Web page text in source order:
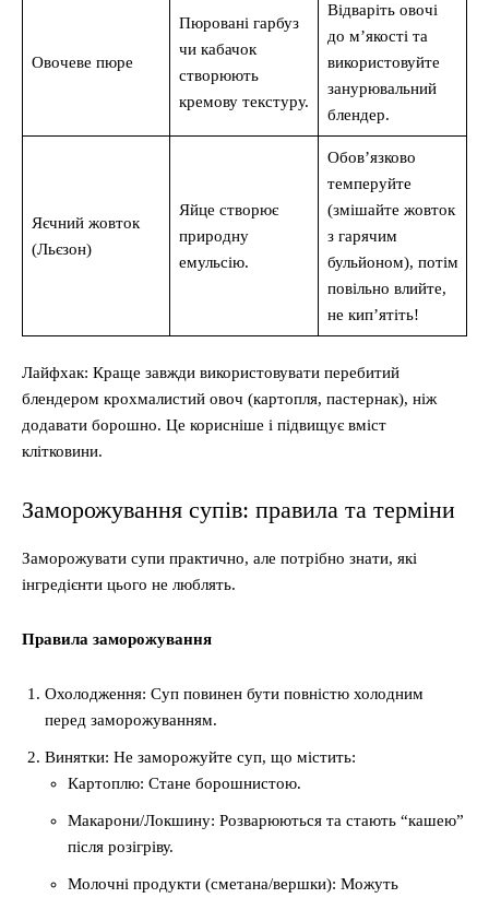
Овочеве пюре
Пюровані гарбуз
чи кабачок
створюють
кремову текстуру.
Відваріть овочі
до м’якості та
використовуйте
занурювальний
блендер.
Яєчний жовток
(Льєзон)
Яйце створює
природну
емульсію.
Обов’язково
темперуйте
(змішайте жовток
з гарячим
бульйоном), потім
повільно влийте,
не кип’ятіть!
Лайфхак: Краще завжди використовувати перебитий
блендером крохмалистий овоч (картопля, пастернак), ніж
додавати борошно. Це корисніше і підвищує вміст
клітковини.
Заморожування супів: правила та терміни
Заморожувати супи практично, але потрібно знати, які
інгредієнти цього не люблять.
Правила заморожування
Охолодження: Суп повинен бути повністю холодним
перед заморожуванням.
Винятки: Не заморожуйте суп, що містить:
Картоплю: Стане борошнистою.
Макарони/Локшину: Розварюються та стають “кашею”
після розігріву.
Молочні продукти (сметана/вершки): Можуть